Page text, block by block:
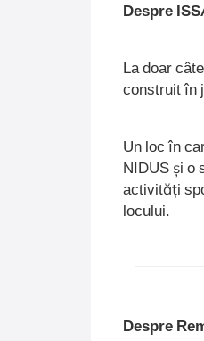
Despre
La doar
construit în
Un loc în
NIDUS și o
activități
locului.
Despre